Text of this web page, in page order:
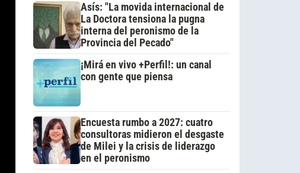
Asís: "La movida internacional de
La Doctora tensiona la pugna
interna del peronismo de la
Provincia del Pecado"
¡Mirá en vivo +Perfil!: un canal
con gente que piensa
Encuesta rumbo a 2027: cuatro
consultoras midieron el desgaste
de Milei y la crisis de liderazgo
en el peronismo